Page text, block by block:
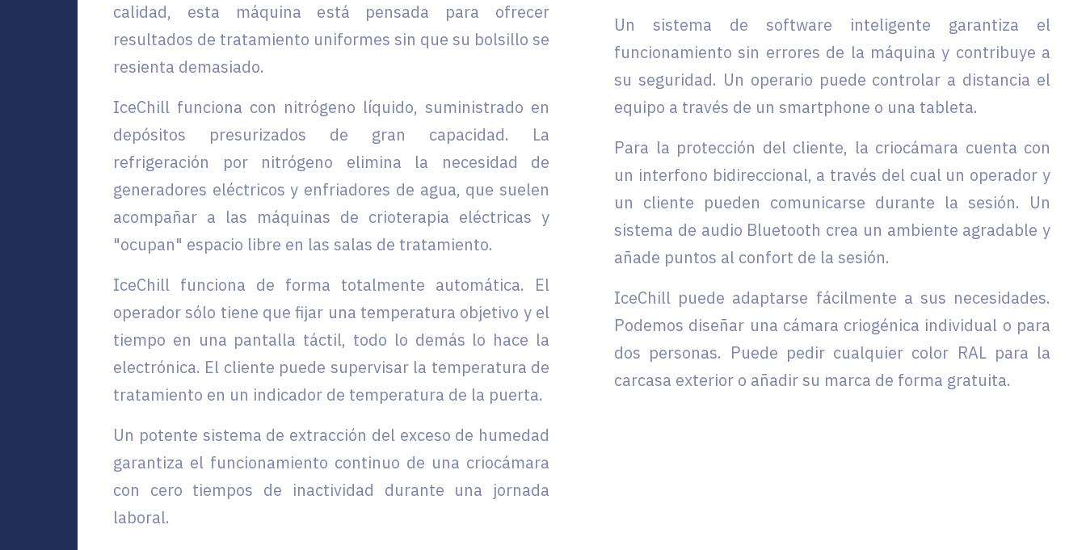
calidad, esta máquina está pensada para ofrecer
resultados de tratamiento uniformes sin que su bolsillo se
resienta demasiado.
IceChill funciona con nitrógeno líquido, suministrado en
depósitos presurizados de gran capacidad. La
refrigeración por nitrógeno elimina la necesidad de
generadores eléctricos y enfriadores de agua, que suelen
acompañar a las máquinas de crioterapia eléctricas y
"ocupan" espacio libre en las salas de tratamiento.
IceChill funciona de forma totalmente automática. El
operador sólo tiene que fijar una temperatura objetivo y el
tiempo en una pantalla táctil, todo lo demás lo hace la
electrónica. El cliente puede supervisar la temperatura de
tratamiento en un indicador de temperatura de la puerta.
Un potente sistema de extracción del exceso de humedad
garantiza el funcionamiento continuo de una criocámara
con cero tiempos de inactividad durante una jornada
laboral.
Un sistema de software inteligente garantiza el
funcionamiento sin errores de la máquina y contribuye a
su seguridad. Un operario puede controlar a distancia el
equipo a través de un smartphone o una tableta.
Para la protección del cliente, la criocámara cuenta con
un interfono bidireccional, a través del cual un operador y
un cliente pueden comunicarse durante la sesión. Un
sistema de audio Bluetooth crea un ambiente agradable y
añade puntos al confort de la sesión.
IceChill puede adaptarse fácilmente a sus necesidades.
Podemos diseñar una cámara criogénica individual o para
dos personas. Puede pedir cualquier color RAL para la
carcasa exterior o añadir su marca de forma gratuita.